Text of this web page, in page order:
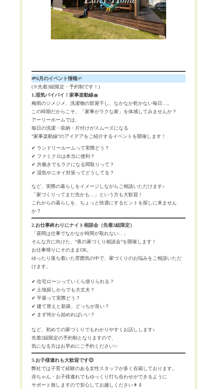
🌱6月のイベント情報🌱
(※先着3組限定・予約制です！)
1.湿気バイバイ！家事楽動線🧺
梅雨のジメジメ、洗濯物の部屋干し、なかなか乾かない毎日…。
この時期だからこそ、「家事がラクな家」を体感してみませんか？
アーリーホームでは、
毎日の洗濯・収納・片付けがスムーズになる
“家事楽動線”のアイデアをご紹介するイベントを開催します！
✔ ランドリールームって実際どう？
✔ ファミクロは本当に便利？
✔ 共働きでもラクになる間取りって？
✔ 湿気やニオイ対策ってどうしてる？
など、実際の暮らしをイメージしながらご相談いただけます♪
「家づくりってまだ先かも…」という方も大歓迎！
これからの暮らしを、ちょっと快適にするヒントを探しに来ません
か？
2.お仕事終わりにナイト相談会（先着2組限定）
「昼間は仕事でなかなか時間が取れない…」
そんな方に向けた、“夜の家づくり相談会”を開催します！
お仕事帰りにそのままOK。
ゆったり落ち着いた雰囲気の中で、家づくりのお悩みをご相談いただ
けます。
✔ 住宅ローンっていくら借りられる？
✔ 土地探しからでも大丈夫？
✔ 平屋って実際どう？
✔ 建て替えと新築、どっちが良い？
✔ まず何から始めればいい？
など、初めての家づくりでもわかりやすくお話しします♪
先着2組限定の予約制となりますので、
気になる方はお早めにご予約ください✨
3.お子様連れも大歓迎です😊
弊社では子育て経験のある女性スタッフが多く在籍しております。
赤ちゃん・お子様連れでもゆっくり打ち合わせができるように
サポート致しますので安心してお越しください👩‍🍼